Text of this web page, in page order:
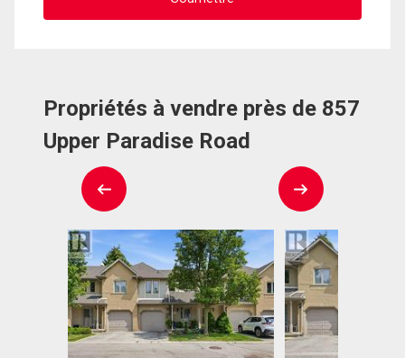
Propriétés à vendre près de 857
Upper Paradise Road